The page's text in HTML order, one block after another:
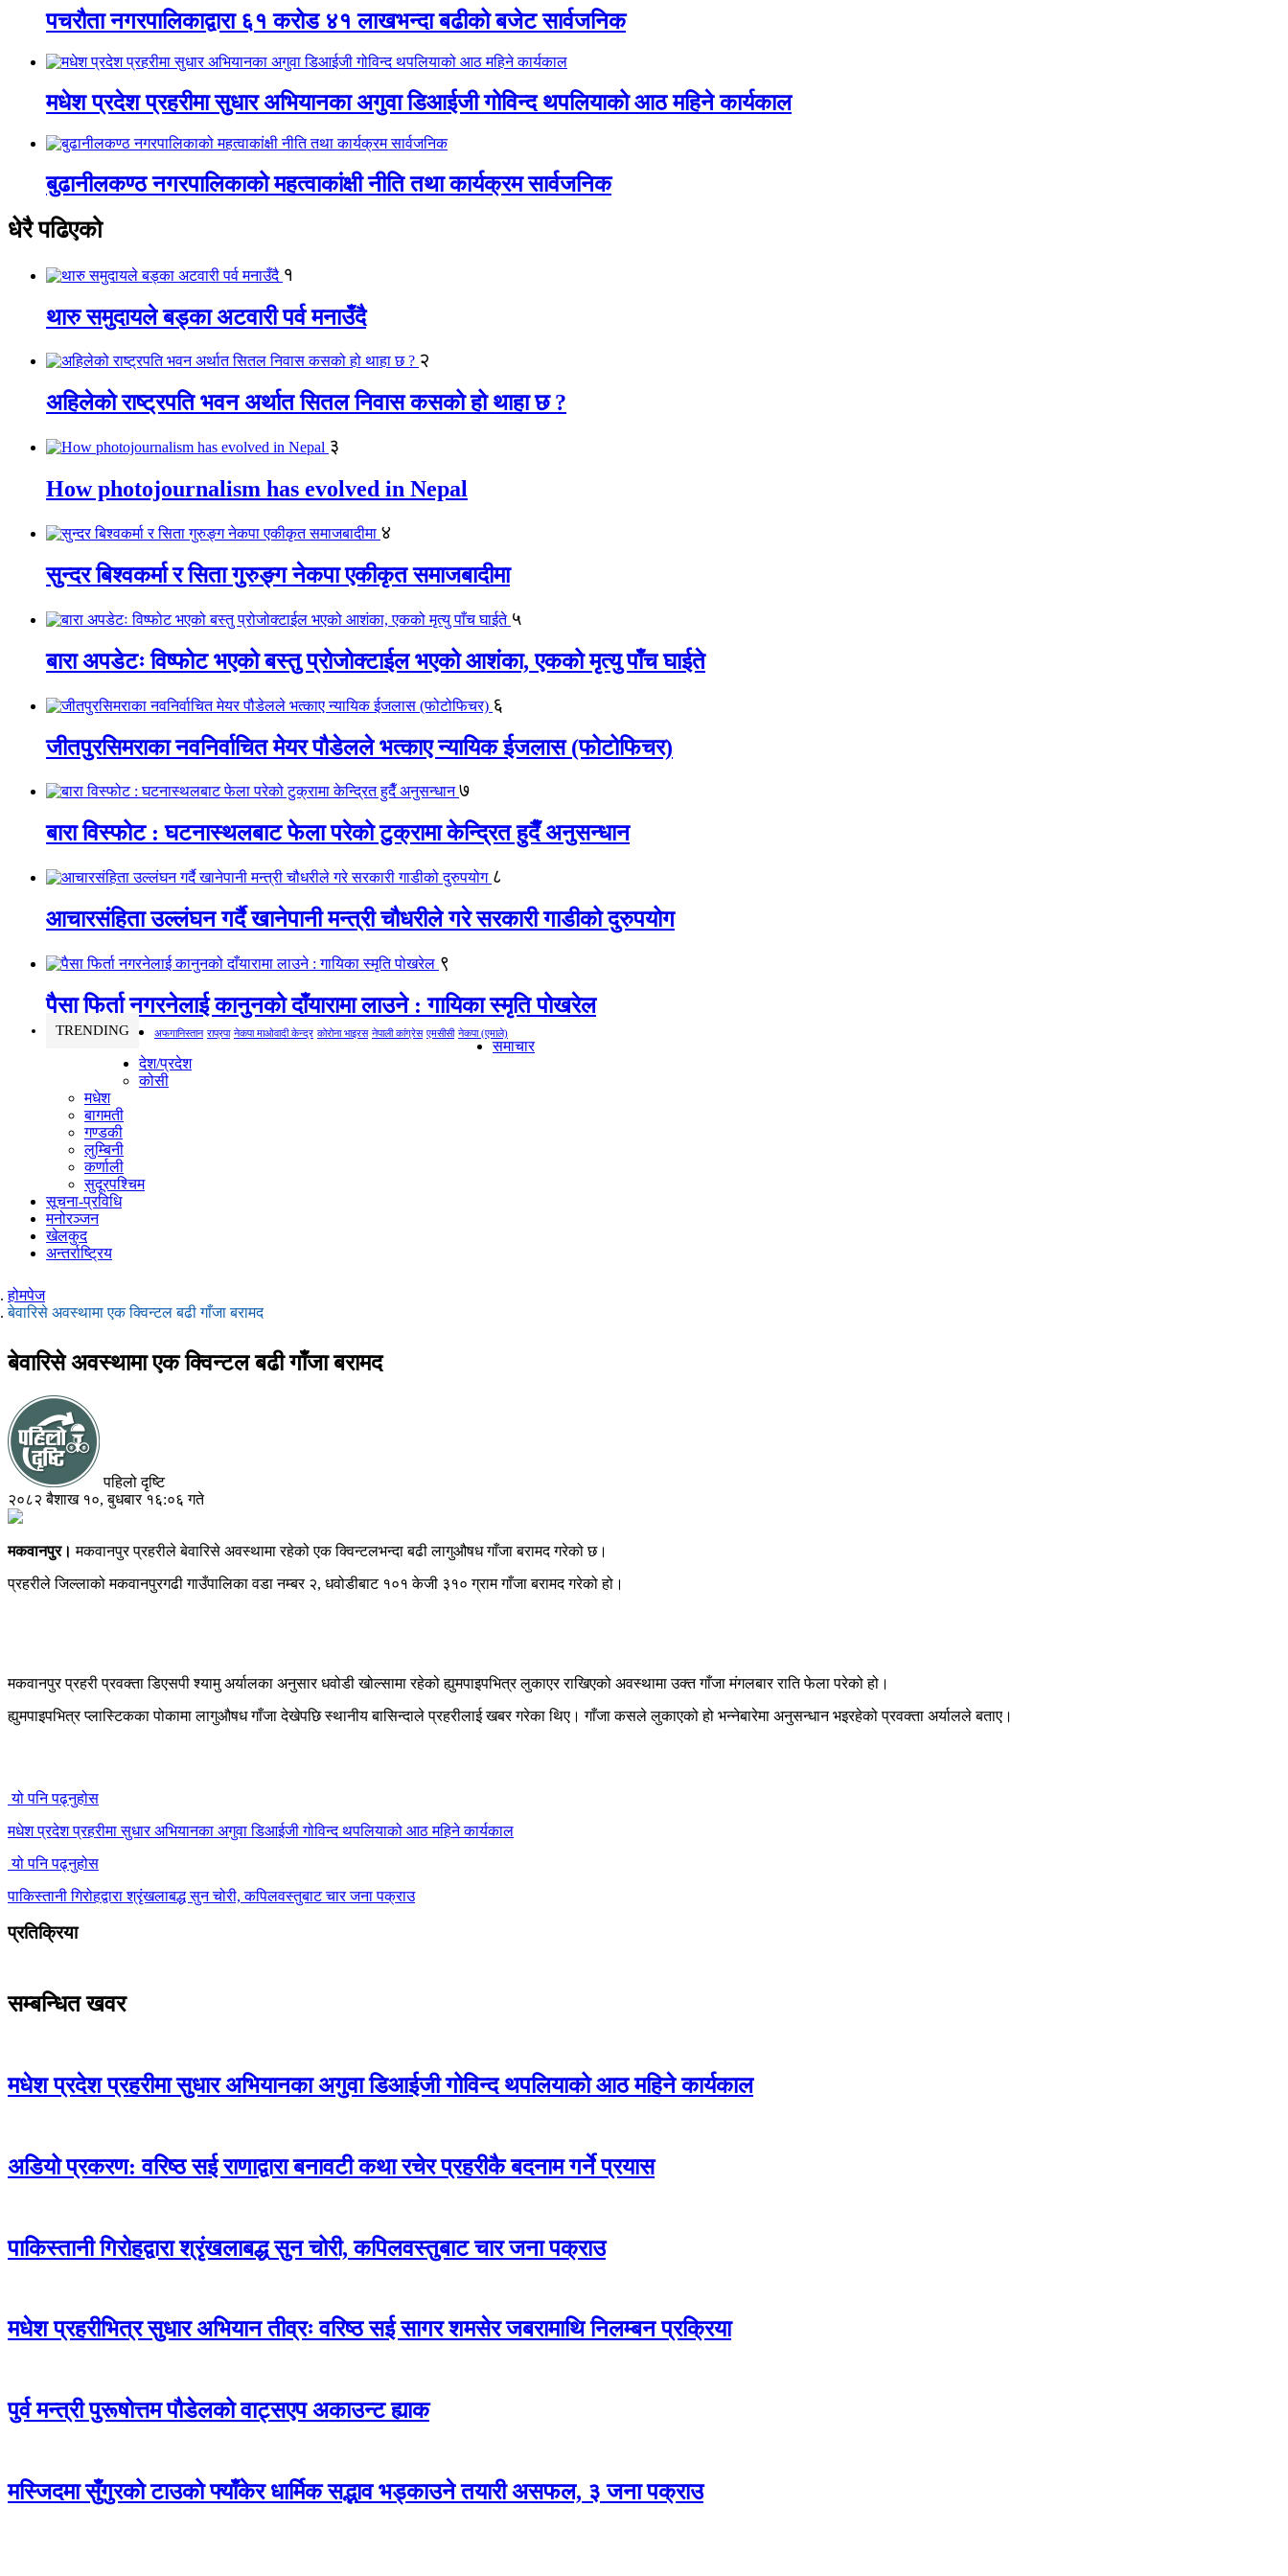
पचरौता नगरपालिकाद्वारा ६१ करोड ४१ लाखभन्दा बढीको बजेट सार्वजनिक
मधेश प्रदेश प्रहरीमा सुधार अभियानका अगुवा डिआईजी गोविन्द थपलियाको आठ महिने कार्यकाल
बुढानीलकण्ठ नगरपालिकाको महत्वाकांक्षी नीति तथा कार्यक्रम सार्वजनिक
धेरै पढिएको
१
थारु समुदायले बड्का अटवारी पर्व मनाउँदै
२
अहिलेको राष्ट्रपति भवन अर्थात सितल निवास कसको हो थाहा छ ?
३
How photojournalism has evolved in Nepal
४
सुन्दर बिश्वकर्मा र सिता गुरुङ्ग नेकपा एकीकृत समाजबादीमा
५
बारा अपडेटः विष्फोट भएको बस्तु प्रोजोक्टाईल भएको आशंका, एकको मृत्यु पाँच घाईते
६
जीतपुरसिमराका नवनिर्वाचित मेयर पौडेलले भत्काए न्यायिक ईजलास (फोटोफिचर)
७
बारा विस्फोट : घटनास्थलबाट फेला परेको टुक्रामा केन्द्रित हुदैँ अनुसन्धान
८
आचारसंहिता उल्लंघन गर्दै खानेपानी मन्त्री चौधरीले गरे सरकारी गाडीको दुरुपयोग
९
पैसा फिर्ता नगरनेलाई कानुनको दाँयारामा लाउने : गायिका स्‍मृति पोखरेल
TRENDING अफगानिस्तान राप्रपा नेकपा माओवादी केन्द्र कोरोना भाइरस नेपाली कांग्रेस एमसीसी नेकपा (एमाले)
समाचार
देश/प्रदेश
कोसी
मधेश
बागमती
गण्डकी
लुम्बिनी
कर्णाली
सुदूरपश्चिम
सूचना-प्रविधि
मनोरञ्जन
खेलकुद
अन्तर्राष्ट्रिय
होमपेज
बेवारिसे अवस्थामा एक क्विन्टल बढी गाँजा बरामद
बेवारिसे अवस्थामा एक क्विन्टल बढी गाँजा बरामद
पहिलो दृष्टि
२०८२ बैशाख १०, बुधबार १६:०६ गते
मकवानपुर। मकवानपुर प्रहरीले बेवारिसे अवस्थामा रहेको एक क्विन्टलभन्दा बढी लागुऔषध गाँजा बरामद गरेको छ।
प्रहरीले जिल्लाको मकवानपुरगढी गाउँपालिका वडा नम्बर २, धवोडीबाट १०१ केजी ३१० ग्राम गाँजा बरामद गरेको हो।
मकवानपुर प्रहरी प्रवक्ता डिएसपी श्यामु अर्यालका अनुसार धवोडी खोल्सामा रहेको ह्युमपाइपभित्र लुकाएर राखिएको अवस्थामा उक्त गाँजा मंगलबार राति फेला परेको हो।
ह्युमपाइपभित्र प्लास्टिकका पोकामा लागुऔषध गाँजा देखेपछि स्थानीय बासिन्दाले प्रहरीलाई खबर गरेका थिए। गाँजा कसले लुकाएको हो भन्नेबारेमा अनुसन्धान भइरहेको प्रवक्ता अर्यालले बताए।
यो पनि पढ्नुहोस
मधेश प्रदेश प्रहरीमा सुधार अभियानका अगुवा डिआईजी गोविन्द थपलियाको आठ महिने कार्यकाल
यो पनि पढ्नुहोस
पाकिस्तानी गिरोहद्वारा श्रृंखलाबद्ध सुन चोरी, कपिलवस्तुबाट चार जना पक्राउ
प्रतिक्रिया
सम्बन्धित खवर
मधेश प्रदेश प्रहरीमा सुधार अभियानका अगुवा डिआईजी गोविन्द थपलियाको आठ महिने कार्यकाल
अडियो प्रकरण: वरिष्ठ सई राणाद्वारा बनावटी कथा रचेर प्रहरीकै बदनाम गर्ने प्रयास
पाकिस्तानी गिरोहद्वारा श्रृंखलाबद्ध सुन चोरी, कपिलवस्तुबाट चार जना पक्राउ
मधेश प्रहरीभित्र सुधार अभियान तीव्रः वरिष्ठ सई सागर शमसेर जबरामाथि निलम्बन प्रक्रिया
पुर्व मन्त्री पुरूषोत्तम पौडेलको वाट्सएप अकाउन्ट ह्याक
मस्जिदमा सुँगुरको टाउको फ्याँकेर धार्मिक सद्भाव भड्काउने तयारी असफल, ३ जना पक्राउ